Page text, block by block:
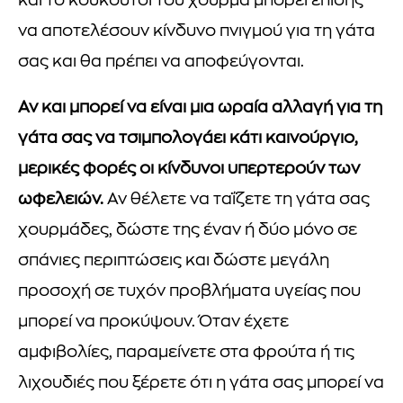
να αποτελέσουν κίνδυνο πνιγμού για τη γάτα
σας και θα πρέπει να αποφεύγονται.
Αν και μπορεί να είναι μια ωραία αλλαγή για τη
γάτα σας να τσιμπολογάει κάτι καινούργιο,
μερικές φορές οι κίνδυνοι υπερτερούν των
ωφελειών. Αν θέλετε να ταΐζετε τη γάτα σας
χουρμάδες, δώστε της έναν ή δύο μόνο σε
σπάνιες περιπτώσεις και δώστε μεγάλη
προσοχή σε τυχόν προβλήματα υγείας που
μπορεί να προκύψουν. Όταν έχετε
αμφιβολίες, παραμείνετε στα φρούτα ή τις
λιχουδιές που ξέρετε ότι η γάτα σας μπορεί να